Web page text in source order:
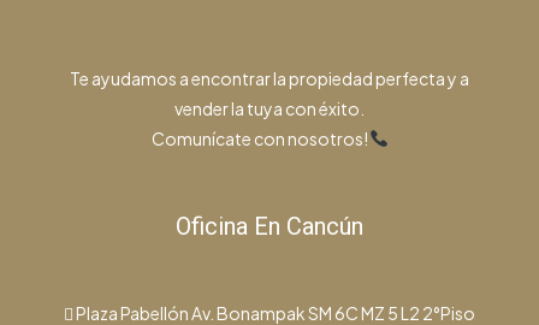
Te ayudamos a encontrar la propiedad perfecta y a
vender la tuya con éxito.
Comunícate con nosotros!
Oficina En Cancún
Plaza Pabellón Av. Bonampak SM 6C MZ 5 L2 2°Piso